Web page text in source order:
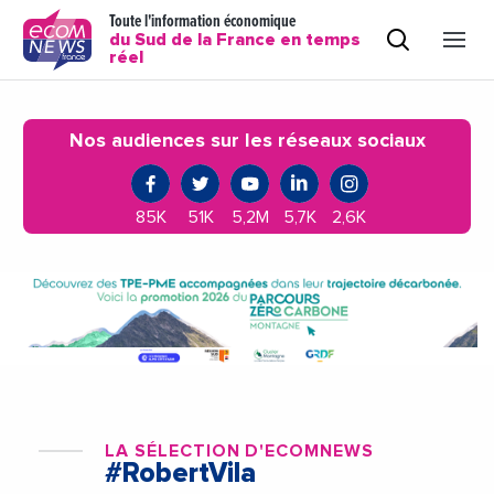
Toute l'information économique
du Sud de la France en temps
réel
Nos audiences sur les réseaux sociaux
85K 51K 5,2M 5,7K 2,6K
LA SÉLECTION D'ECOMNEWS
#RobertVila